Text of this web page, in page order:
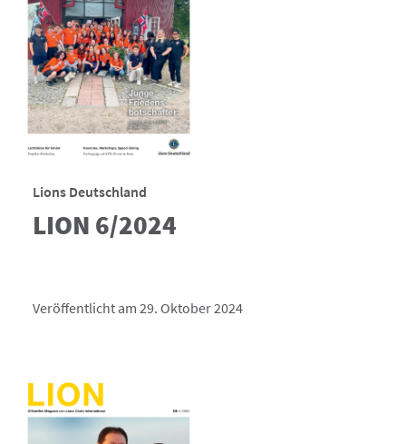
Lions Deutschland
LION 6/2024
Veröffentlicht am 29. Oktober 2024